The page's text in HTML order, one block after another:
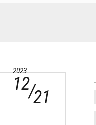
2023
12
21